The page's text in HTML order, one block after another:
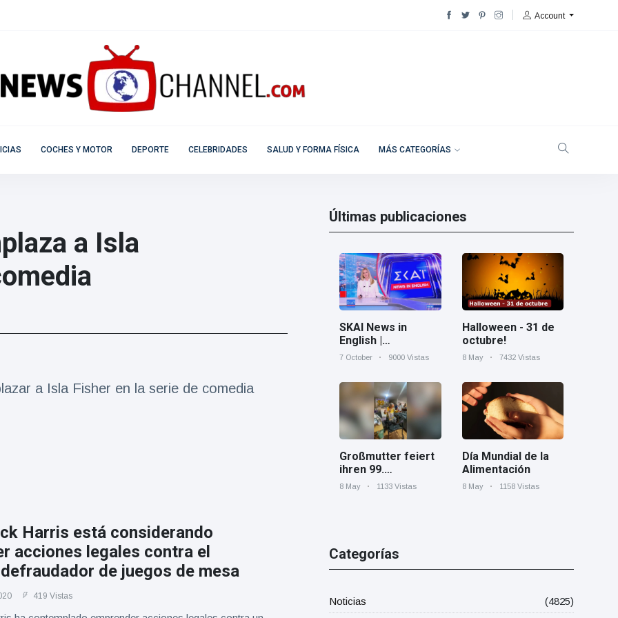
Account
COCHES Y MOTOR DEPORTE CELEBRIDADES SALUD Y FORMA FÍSICA MÁS CATEGORÍAS
a Isla
a Isla Fisher en la serie de comedia
Harris está considerando
acciones legales contra el
de juegos de mesa
419 Vistas
Últimas publicaciones
SKAI News in
English |
07/10/2025
7 October 9000 Vistas
Halloween - 31 de
octubre!
8 May 7432 Vistas
Großmutter feiert
ihren 99.
Geburtstag und
8 May 1133 Vistas
Día Mundial de la
Alimentación
8 May 1158 Vistas
Categorías
Noticias
(4825)